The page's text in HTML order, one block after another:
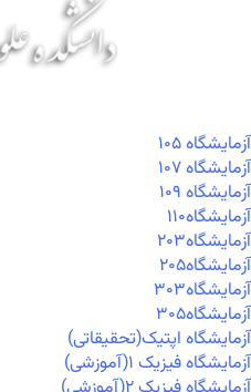
آزمايشگاه ۱۰۵
آزمايشگاه ۱۰۷
آزمايشگاه ۱۰۹
آزمايشگاه۱۱۰
آزمايشگاه۲۰۳
آزمايشگاه۲۰۵
آزمايشگاه۳۰۳
آزمايشگاه۳۰۵
آزمایشگاه اپتیک(تحقیقاتی)
آزمایشگاه فیزیک ۱(آموزشی)